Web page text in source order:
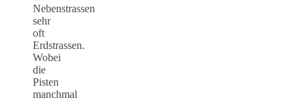
Nebenstrassen
sehr
oft
Erdstrassen.
Wobei
die
Pisten
manchmal